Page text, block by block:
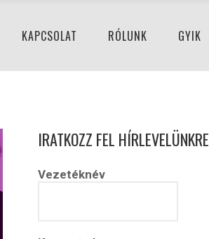
KAPCSOLAT RÓLUNK GYIK
IRATKOZZ FEL HÍRLEVELÜNKRE
Vezetéknév